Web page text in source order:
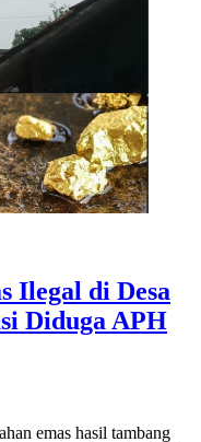
Ilegal di Desa
Diduga APH
emas hasil tambang